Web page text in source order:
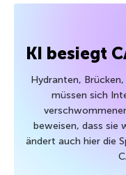
KI besiegt
Hydranten,
müssen sich
beweisen, dass sie
ändert auch hier die